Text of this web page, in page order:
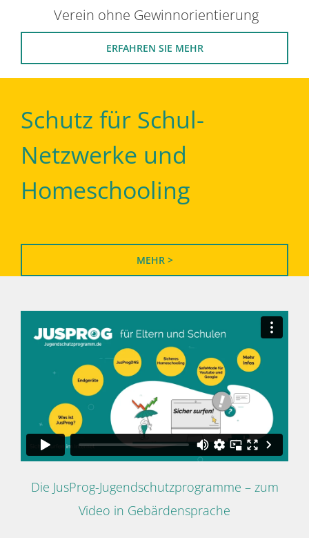
Verein ohne Gewinnorientierung
ERFAHREN SIE MEHR
Schutz für Schul-
Netzwerke und
Homeschooling
MEHR >
Die JusProg-Jugendschutzprogramme – zum
Video in Gebärdensprache